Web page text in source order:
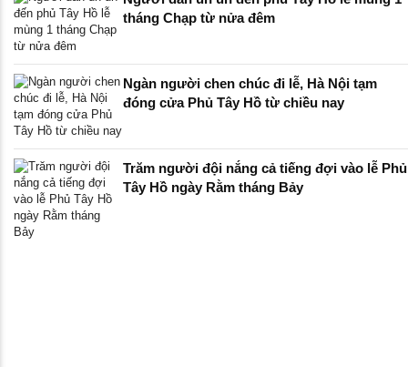
tháng Chạp từ nửa đêm
Ngàn người chen chúc đi lễ, Hà Nội tạm
đóng cửa Phủ Tây Hồ từ chiều nay
Trăm người đội nắng cả tiếng đợi vào lễ Phủ
Tây Hồ ngày Rằm tháng Bảy